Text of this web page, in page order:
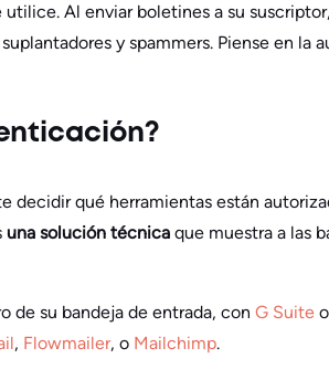
Al enviar boletines a su
y spammers. Piense en la
decidir qué herramientas están
una solución técnica que muestra a las
de su bandeja de entrada, con G Suite o
, Flowmailer, o Mailchimp.